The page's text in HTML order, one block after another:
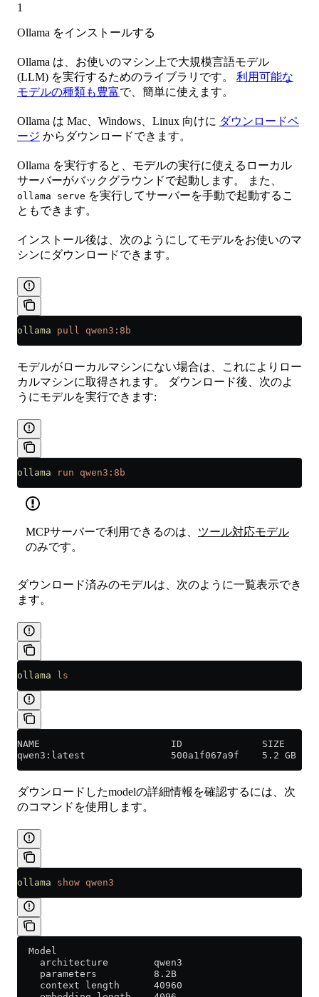
1
Ollama をインストールする
Ollama は、お使いのマシン上で大規模言語モデル
(LLM) を実行するためのライブラリです。 利用可能な
モデルの種類も豊富で、簡単に使えます。
Ollama は Mac、Windows、Linux 向けに ダウンロードペ
ージ からダウンロードできます。
Ollama を実行すると、モデルの実行に使えるローカル
サーバーがバックグラウンドで起動します。 また、
ollama serve を実行してサーバーを手動で起動するこ
ともできます。
インストール後は、次のようにしてモデルをお使いのマ
シンにダウンロードできます。
ollama pull qwen3:8b
モデルがローカルマシンにない場合は、これによりロー
カルマシンに取得されます。 ダウンロード後、次のよ
うにモデルを実行できます:
ollama run qwen3:8b
MCPサーバーで利用できるのは、 ツール対応モデル
のみです。
ダウンロード済みのモデルは、次のように一覧表示でき
ます。
ollama ls
NAME                       ID              SIZE
qwen3:latest               500a1f067a9f    5.2 GB
ダウンロードしたmodelの詳細情報を確認するには、次
のコマンドを使用します。
ollama show qwen3
  Model
    architecture        qwen3
    parameters          8.2B
    context length      40960